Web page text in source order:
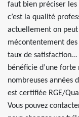
faut bien préciser
c’est la qualité
actuellement on
mécontentement
taux de satisfaction…
bénéficie d’une
nombreuses années
est certifiée RGE/
Vous pouvez